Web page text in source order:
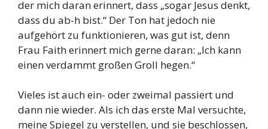
der mich daran erinnert, dass „sogar Jesus denkt,
dass du ab-h bist.“ Der Ton hat jedoch nie
aufgehört zu funktionieren, was gut ist, denn
Frau Faith erinnert mich gerne daran: „Ich kann
einen verdammt großen Groll hegen.“
Vieles ist auch ein- oder zweimal passiert und
dann nie wieder. Als ich das erste Mal versuchte,
meine Spiegel zu verstellen, und sie beschlossen,